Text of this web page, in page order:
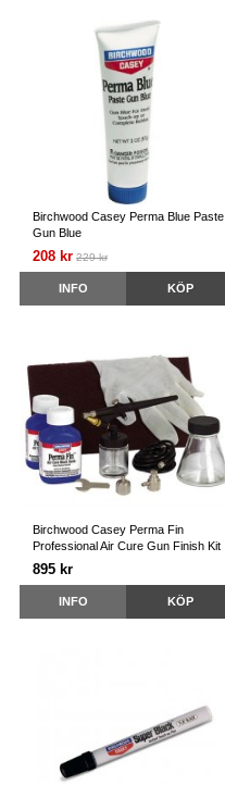
Birchwood Casey Perma Blue Paste
Gun Blue
208 kr 229 kr
INFO KÖP
Birchwood Casey Perma Fin
Professional Air Cure Gun Finish Kit
895 kr
INFO KÖP